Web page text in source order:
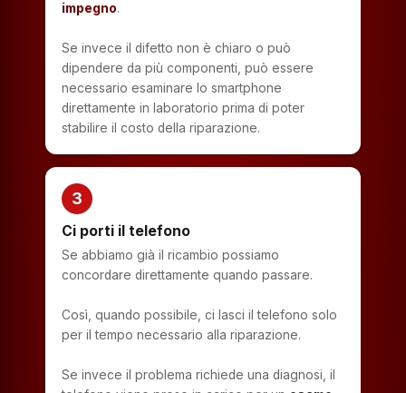
impegno.
Se invece il difetto non è chiaro o può
dipendere da più componenti, può essere
necessario esaminare lo smartphone
direttamente in laboratorio prima di poter
stabilire il costo della riparazione.
3
Ci porti il telefono
Se abbiamo già il ricambio possiamo
concordare direttamente quando passare.
Così, quando possibile, ci lasci il telefono solo
per il tempo necessario alla riparazione.
Se invece il problema richiede una diagnosi, il